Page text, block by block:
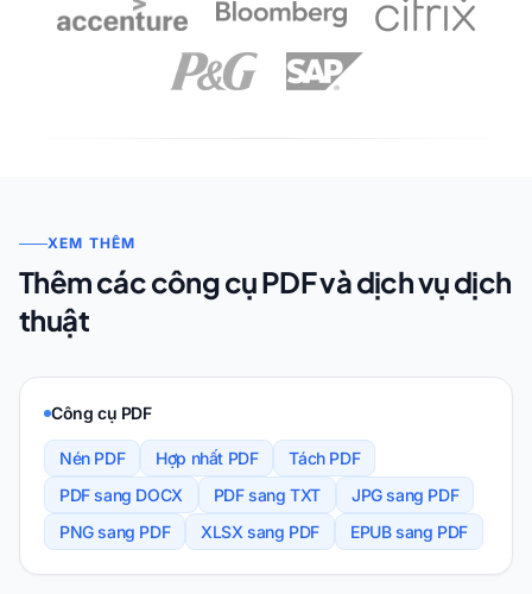
XEM THÊM
Thêm các công cụ PDF và dịch vụ dịch
thuật
Công cụ PDF
Nén PDF Hợp nhất PDF
Tách PDF
PDF sang DOCX
PDF sang TXT
JPG sang PDF
PNG sang PDF
XLSX sang PDF EPUB sang PDF